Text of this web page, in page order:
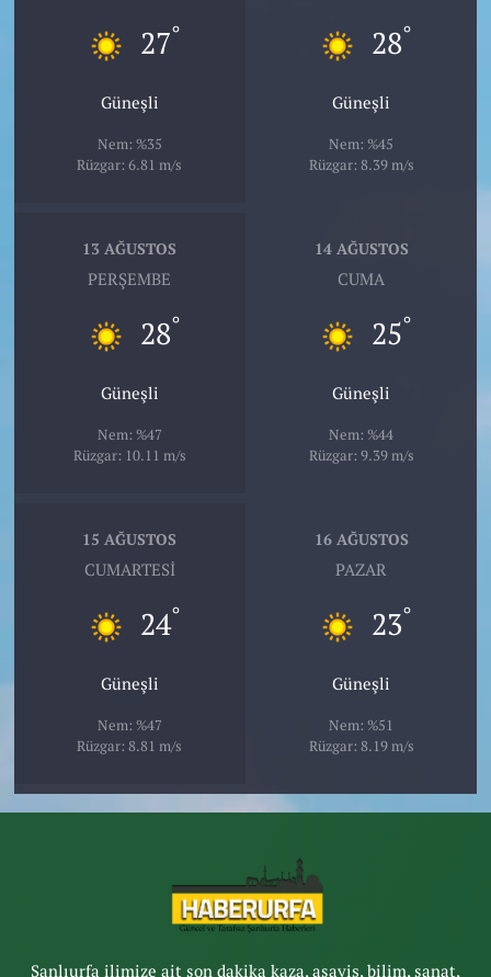
27°
Güneşli
Nem: %35
Rüzgar: 6.81 m/s
28°
Güneşli
Nem: %45
Rüzgar: 8.39 m/s
13 AĞUSTOS
PERŞEMBE
28°
Güneşli
Nem: %47
Rüzgar: 10.11 m/s
14 AĞUSTOS
CUMA
25°
Güneşli
Nem: %44
Rüzgar: 9.39 m/s
15 AĞUSTOS
CUMARTESI
24°
Güneşli
Nem: %47
Rüzgar: 8.81 m/s
16 AĞUSTOS
PAZAR
23°
Güneşli
Nem: %51
Rüzgar: 8.19 m/s
Şanlıurfa ilimize ait son dakika kaza, asayiş, bilim, sanat,